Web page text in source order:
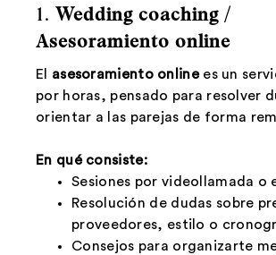
1. Wedding coaching /
Asesoramiento online
El asesoramiento onlinees un
por horas, pensado para resolver
orientar a las parejas de forma
En qué consiste:
Sesiones por videollamada o
Resolución de dudas sobre
proveedores, estilo o
Consejos para organizarte